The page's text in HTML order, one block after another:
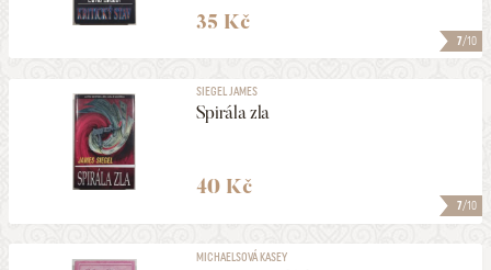
7/10
35 Kč
7/10
SIEGEL JAMES
Spirála zla
40 Kč
MICHAELSOVÁ KASEY